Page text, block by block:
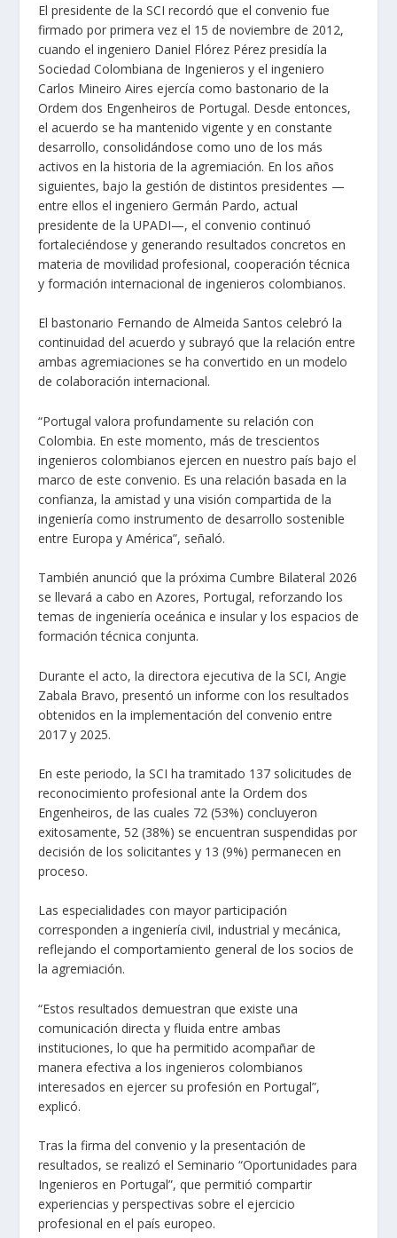
El presidente de la SCI recordó que el convenio fue
firmado por primera vez el 15 de noviembre de 2012,
cuando el ingeniero Daniel Flórez Pérez presidía la
Sociedad Colombiana de Ingenieros y el ingeniero
Carlos Mineiro Aires ejercía como bastonario de la
Ordem dos Engenheiros de Portugal. Desde entonces,
el acuerdo se ha mantenido vigente y en constante
desarrollo, consolidándose como uno de los más
activos en la historia de la agremiación. En los años
siguientes, bajo la gestión de distintos presidentes —
entre ellos el ingeniero Germán Pardo, actual
presidente de la UPADI—, el convenio continuó
fortaleciéndose y generando resultados concretos en
materia de movilidad profesional, cooperación técnica
y formación internacional de ingenieros colombianos.
El bastonario Fernando de Almeida Santos celebró la
continuidad del acuerdo y subrayó que la relación entre
ambas agremiaciones se ha convertido en un modelo
de colaboración internacional.
“Portugal valora profundamente su relación con
Colombia. En este momento, más de trescientos
ingenieros colombianos ejercen en nuestro país bajo el
marco de este convenio. Es una relación basada en la
confianza, la amistad y una visión compartida de la
ingeniería como instrumento de desarrollo sostenible
entre Europa y América”, señaló.
También anunció que la próxima Cumbre Bilateral 2026
se llevará a cabo en Azores, Portugal, reforzando los
temas de ingeniería oceánica e insular y los espacios de
formación técnica conjunta.
Durante el acto, la directora ejecutiva de la SCI, Angie
Zabala Bravo, presentó un informe con los resultados
obtenidos en la implementación del convenio entre
2017 y 2025.
En este periodo, la SCI ha tramitado 137 solicitudes de
reconocimiento profesional ante la Ordem dos
Engenheiros, de las cuales 72 (53%) concluyeron
exitosamente, 52 (38%) se encuentran suspendidas por
decisión de los solicitantes y 13 (9%) permanecen en
proceso.
Las especialidades con mayor participación
corresponden a ingeniería civil, industrial y mecánica,
reflejando el comportamiento general de los socios de
la agremiación.
“Estos resultados demuestran que existe una
comunicación directa y fluida entre ambas
instituciones, lo que ha permitido acompañar de
manera efectiva a los ingenieros colombianos
interesados en ejercer su profesión en Portugal”,
explicó.
Tras la firma del convenio y la presentación de
resultados, se realizó el Seminario “Oportunidades para
Ingenieros en Portugal”, que permitió compartir
experiencias y perspectivas sobre el ejercicio
profesional en el país europeo.